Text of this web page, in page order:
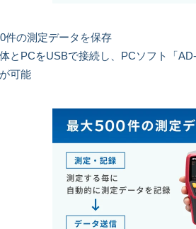
件の測定データを保存
とPCをUSBで接続し、PCソフト「
可能